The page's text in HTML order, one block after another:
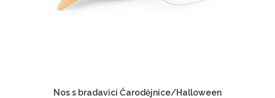
Nos s bradavicí Čarodějnice/Halloween